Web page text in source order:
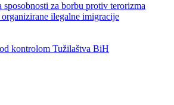
za borbu protiv terorizma
ilegalne imigracije
kontrolom Tužilaštva BiH